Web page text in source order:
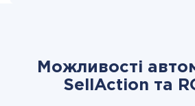
Можливості
SellAction та